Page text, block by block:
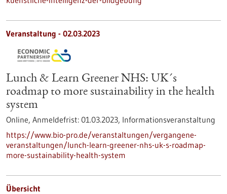
Veranstaltung - 02.03.2023
Lunch & Learn Greener NHS: UK´s
roadmap to more sustainability in the health
system
Online, Anmeldefrist: 01.03.2023, Informationsveranstaltung
https://www.bio-pro.de/veranstaltungen/vergangene-
veranstaltungen/lunch-learn-greener-nhs-uk-s-roadmap-
more-sustainability-health-system
Übersicht